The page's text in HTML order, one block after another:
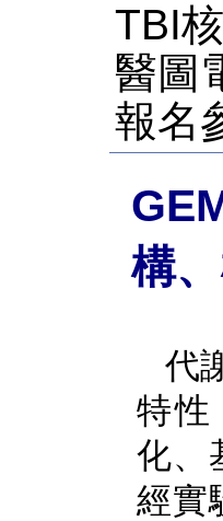
TBI
醫圖
報名
構
代
特性
化、
經實